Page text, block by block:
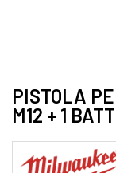
PISTOLA
M12 + 1